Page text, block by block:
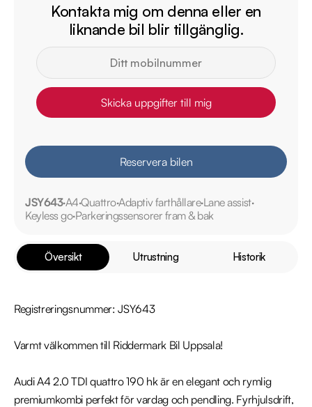
Kontakta mig om denna eller en
liknande bil blir tillgänglig.
Skicka uppgifter till mig
Reservera bilen
JSY643A4 QuattroAdaptiv farthållareLane assist
Keyless goParkeringssensorer fram & bak
Översikt Utrustning Historik
Registreringsnummer: JSY643
Varmt välkommen till Riddermark Bil Uppsala!
Audi A4 2.0 TDI quattro 190 hk är en elegant och rymlig
premiumkombi perfekt för vardag och pendling. Fyrhjulsdrift,